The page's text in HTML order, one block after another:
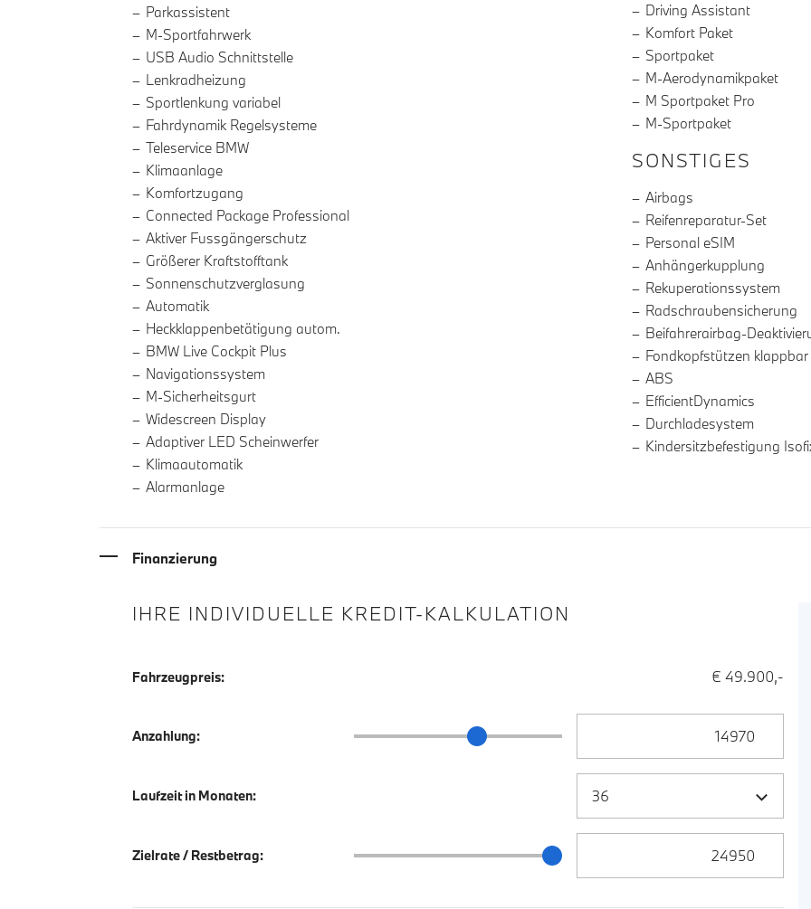
Parkassistent
M-Sportfahrwerk
USB Audio Schnittstelle
Lenkradheizung
Sportlenkung variabel
Fahrdynamik Regelsysteme
Teleservice BMW
Klimaanlage
Komfortzugang
Connected Package Professional
Aktiver Fussgängerschutz
Größerer Kraftstofftank
Sonnenschutzverglasung
Automatik
Heckklappenbetätigung autom.
BMW Live Cockpit Plus
Navigationssystem
M-Sicherheitsgurt
Widescreen Display
Adaptiver LED Scheinwerfer
Klimaautomatik
Alarmanlage
Driving Assistant
Komfort Paket
Sportpaket
M-Aerodynamikpaket
M Sportpaket Pro
M-Sportpaket
SONSTIGES
Airbags
Reifenreparatur-Set
Personal eSIM
Anhängerkupplung
Rekuperationssystem
Radschraubensicherung
Beifahrerairbag-
Fondkopfstützen klappbar
ABS
EfficientDynamics
Durchladesystem
Kindersitzbefestigung
Finanzierung
IHRE INDIVIDUELLE KREDIT-KALKULATION
Fahrzeugpreis: € 49.900,-
Anzahlung: Anzahlung Schieberegler
Laufzeit in Monaten:
Zielrate / Restbetrag: Zielrate / Restbetrag Schieberegler